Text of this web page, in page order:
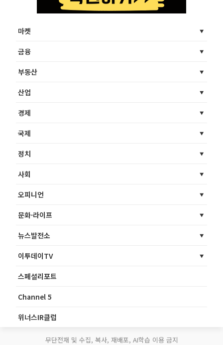
마켓
금융
부동산
산업
경제
국제
정치
사회
오피니언
문화·라이프
뉴스발전소
이투데이TV
스페셜리포트
Channel 5
위너스IR클럽
무단전재 및 수집, 복사, 재배포, AI학습 이용 금지